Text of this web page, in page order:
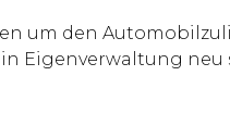
um den
Eigenverwaltung